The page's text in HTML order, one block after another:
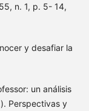
n. 1, p. 5- 14,
y desafiar la
un análisis
Perspectivas y